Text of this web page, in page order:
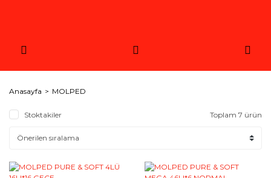
Anasayfa MOLPED
Stoktakiler Toplam 7 ürün